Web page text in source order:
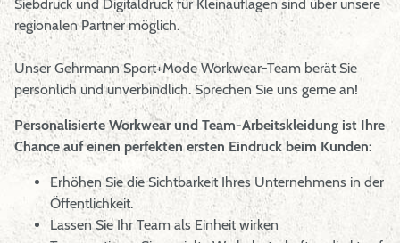
Siebdruck und Digitaldruck für Kleinauflagen sind über unsere
regionalen Partner möglich.
Unser Gehrmann Sport+Mode Workwear-Team berät Sie
persönlich und unverbindlich. Sprechen Sie uns gerne an!
Personalisierte Workwear und Team-Arbeitskleidung ist Ihre
Chance auf einen perfekten ersten Eindruck beim Kunden:
Erhöhen Sie die Sichtbarkeit Ihres Unternehmens in der
Öffentlichkeit.
Lassen Sie Ihr Team als Einheit wirken